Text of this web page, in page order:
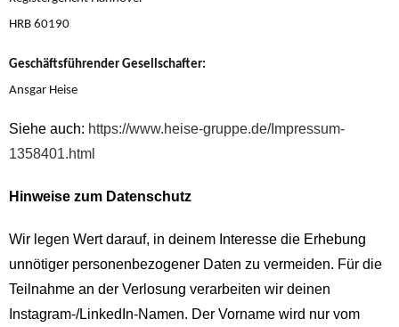
HRB 60190
Geschäftsführender Gesellschafter:
Ansgar Heise
Siehe auch: https://www.heise-gruppe.de/Impressum-
1358401.html
Hinweise zum Datenschutz
Wir legen Wert darauf, in deinem Interesse die Erhebung
unnötiger personenbezogener Daten zu vermeiden. Für die
Teilnahme an der Verlosung verarbeiten wir deinen
Instagram-/LinkedIn-Namen. Der Vorname wird nur vom